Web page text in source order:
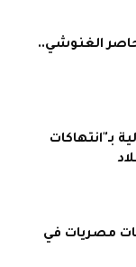
الغنوشي..
بـ"انتهاكات
مصريات في